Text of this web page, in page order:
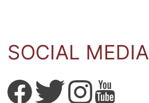
SOCIAL MEDIA